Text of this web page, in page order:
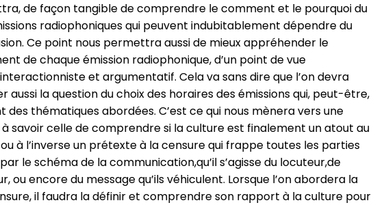
de façon tangible de comprendre le comment et le pourquoi du
radiophoniques qui peuvent indubitablement dépendre du
Ce point nous permettra aussi de mieux appréhender le
de chaque émission radiophonique, d’un point de vue
et argumentatif. Cela va sans dire que l’on devra
aussi la question du choix des horaires des émissions qui, peut-être,
des thématiques abordées. C’est ce qui nous mènera vers une
savoir celle de comprendre si la culture est finalement un atout au
à l’inverse un prétexte à la censure qui frappe toutes les parties
le schéma de la communication,qu’il s’agisse du locuteur,de
ou encore du message qu’ils véhiculent. Lorsque l’on abordera la
il faudra la définir et comprendre son rapport à la culture pour